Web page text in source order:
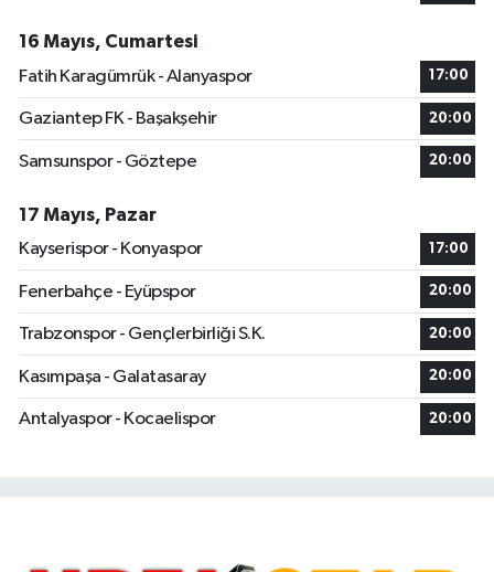
16 Mayıs, Cumartesi
Fatih Karagümrük - Alanyaspor
17:00
Gaziantep FK - Başakşehir 20:00
Samsunspor - Göztepe 20:00
17 Mayıs, Pazar
Kayserispor - Konyaspor
17:00
Fenerbahçe - Eyüpspor 20:00
Trabzonspor - Gençlerbirliği S.K. 20:00
Kasımpaşa - Galatasaray 20:00
Antalyaspor - Kocaelispor 20:00